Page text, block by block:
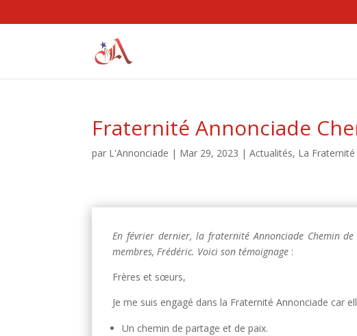
Fraternité Annonciade
par L'Annonciade | Mar 29, 2023 |Actualités, La Fraternité
En février dernier, la fraternité Annonciade Chemin de
membres, Frédéric. Voici son témoignage :
Frères et sœurs,
Je me suis engagé dans la Fraternité Annonciade car
Un chemin de partage et de paix.